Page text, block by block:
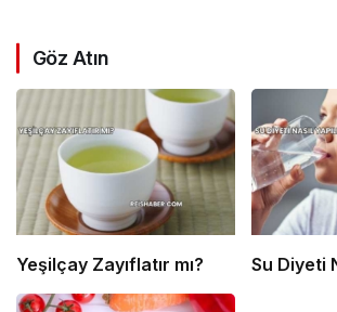
Göz Atın
Yeşilçay Zayıflatır mı? Su Diyeti